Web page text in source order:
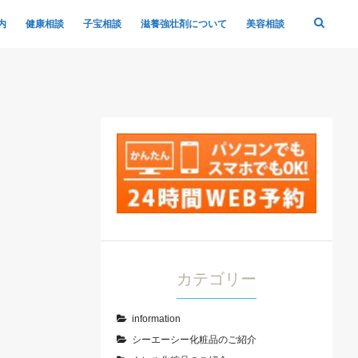
健康相談 子宝相談 滋養強壮剤について 美容相談
カテゴリー
information
シーエーシー化粧品のご紹介